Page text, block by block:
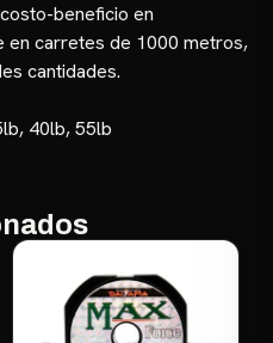
beneficio en
en carretes de 1000 metros,
cantidades.
40lb, 55lb